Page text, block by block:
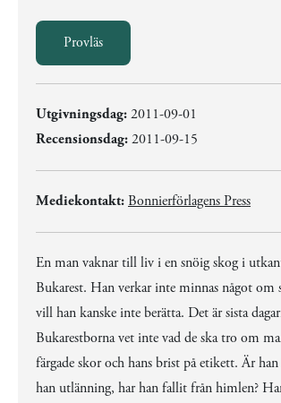
Provläs
Utgivningsdag:2011-09-01
Recensionsdag:2011-09-15
Mediekontakt: Bonnierförlagens Press
En man vaknar till liv i en snöig skog i
Bukarest. Han verkar inte minnas något om
vill han kanske inte berätta. Det är sista
Bukarestborna vet inte vad de ska tro om
färgade skor och hans brist på etikett. Är
han utlänning, har han fallit från himlen?